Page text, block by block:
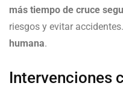
más tiempo de cruce
riesgos y evitar
humana.
Intervenciones